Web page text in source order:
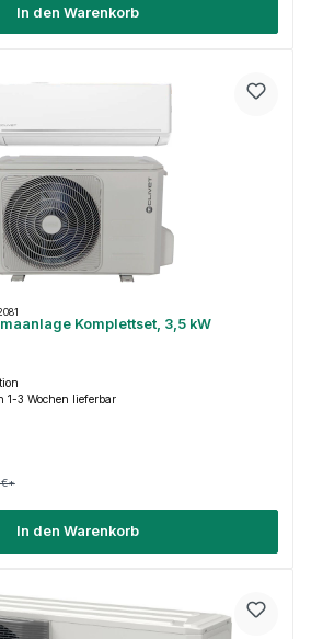
In den Warenkorb
Komplettset, 3,5 kW
1-3 Wochen lieferbar
€*
In den Warenkorb